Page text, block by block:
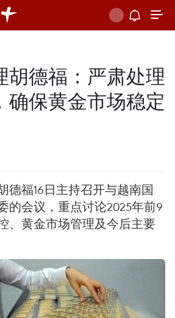
胡德福：严肃处理
确保黄金市场稳定
德福16日主持召开与越南国
的会议，重点讨论2025年前9
、黄金市场管理及今后主要